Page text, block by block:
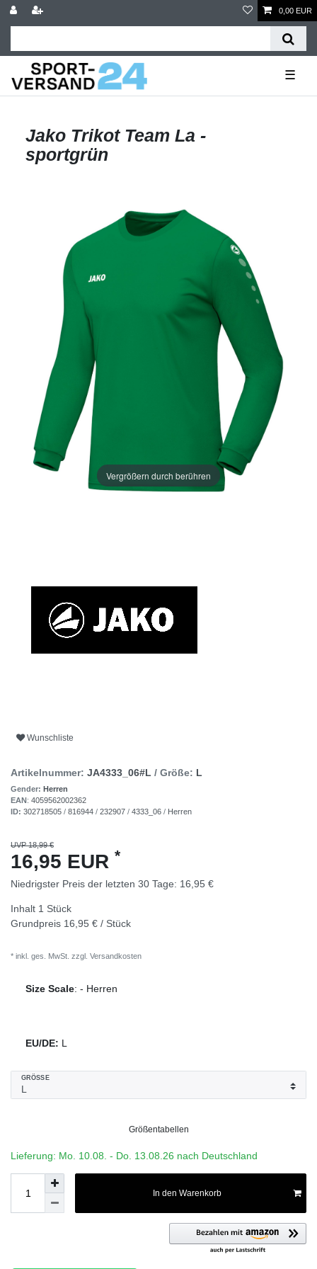
0,00 EUR
☰
Jako Trikot Team La -
sportgrün
Vergrößern durch berühren
Wunschliste
Artikelnummer: JA4333_06#L / Größe: L
Gender: Herren
EAN: 4059562002362
ID: 302718505 / 816944 / 232907 / 4333_06 / Herren
UVP 18,99 €
16,95 EUR *
Niedrigster Preis der letzten 30 Tage: 16,95 €
Inhalt 1 Stück
Grundpreis 16,95 € / Stück
* inkl. ges. MwSt. zzgl. Versandkosten
Size Scale: - Herren
EU/DE: L
GRÖSSE
Größentabellen
Lieferung: Mo. 10.08. - Do. 13.08.26 nach Deutschland
In den Warenkorb